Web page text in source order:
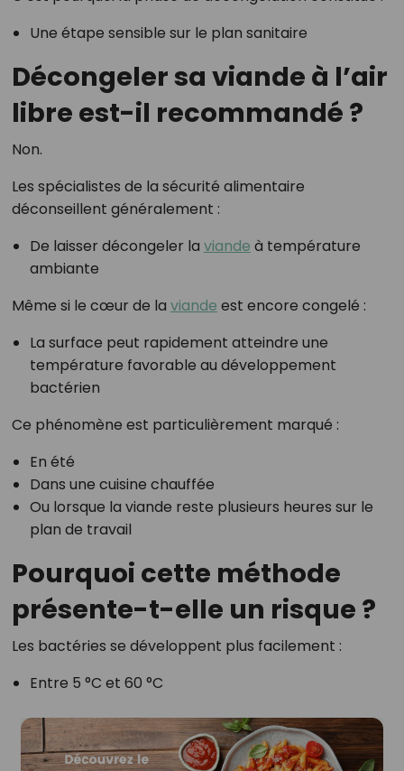
Une étape sensible sur le plan sanitaire
Décongeler sa viande à l’air
libre est-il recommandé ?
Non.
Les spécialistes de la sécurité alimentaire
déconseillent généralement :
De laisser décongeler la viande à température
ambiante
Même si le cœur de la viande est encore congelé :
La surface peut rapidement atteindre une
température favorable au développement
bactérien
Ce phénomène est particulièrement marqué :
En été
Dans une cuisine chauffée
Ou lorsque la viande reste plusieurs heures sur le
plan de travail
Pourquoi cette méthode
présente-t-elle un risque ?
Les bactéries se développent plus facilement :
Entre 5 °C et 60 °C